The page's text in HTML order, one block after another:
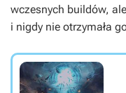
wczesnych buildów,
i nigdy nie otrzymała